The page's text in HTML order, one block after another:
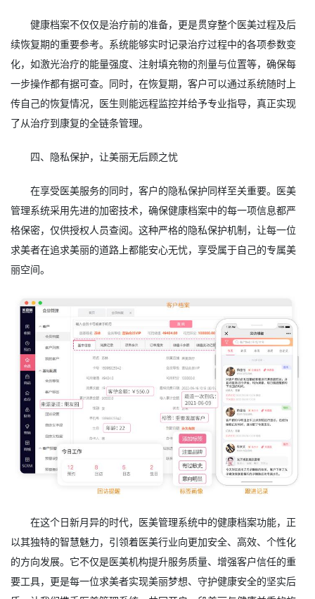
健康档案不仅仅是治疗前的准备，更是贯穿整个医美过程及后
续恢复期的重要参考。系统能够实时记录治疗过程中的各项参数变
化，如激光治疗的能量强度、注射填充物的剂量与位置等，确保每
一步操作都有据可查。同时，在恢复期，客户可以通过系统随时上
传自己的恢复情况，医生则能远程监控并给予专业指导，真正实现
了从治疗到康复的全链条管理。
四、隐私保护，让美丽无后顾之忧
在享受医美服务的同时，客户的隐私保护同样至关重要。医美
管理系统采用先进的加密技术，确保健康档案中的每一项信息都严
格保密，仅供授权人员查阅。这种严格的隐私保护机制，让每一位
求美者在追求美丽的道路上都能安心无忧，享受属于自己的专属美
丽空间。
在这个日新月异的时代，医美管理系统中的健康档案功能，正
以其独特的智慧魅力，引领着医美行业向更加安全、高效、个性化
的方向发展。它不仅是医美机构提升服务质量、增强客户信任的重
要工具，更是每一位求美者实现美丽梦想、守护健康安全的坚实后